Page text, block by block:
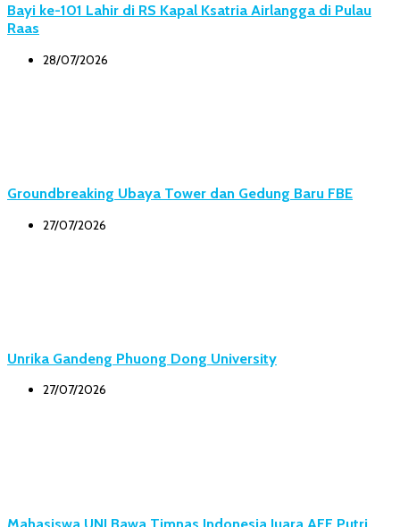
Bayi ke-101 Lahir di RS Kapal Ksatria Airlangga di Pulau
Raas
28/07/2026
Groundbreaking Ubaya Tower dan Gedung Baru FBE
27/07/2026
Unrika Gandeng Phuong Dong University
27/07/2026
Mahasiswa UNJ Bawa Timnas Indonesia Juara AFF Putri